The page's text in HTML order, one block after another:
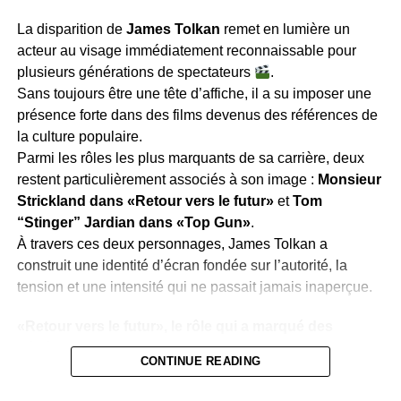
Les débuts d’un outsider
Avant Hollywood, Hackman a connu une vie
mouvementée. À 16 ans, il s’engage dans les Marines en
trichant sur son âge, servant comme opérateur radio en
Chine pendant l’opération Beleaguer. Après son départ
de l’armée en 1951, il enchaîne les petits boulots avant
de se tourner vers le théâtre à presque 30 ans. Au
Pasadena Playhouse, avec Dustin Hoffman, il est
ironiquement jugé « peu prometteur ».
revanche éclatante il a prise par la suite !
Une ascension fulgurante
French Connection(1971), où son rôle de Jimmy «
Popeye » Doyle lui vaut un Oscar.Ce fut le début d’une
La disparition de James Tolkan remet en lumière un
acteur au visage immédiatement reconnaissable pour
plusieurs générations de spectateurs
.
Sans toujours être une tête d’affiche, il a su imposer une
présence forte dans des films devenus des références de
la culture populaire.
Parmi les rôles les plus marquants de sa carrière, deux
restent particulièrement associés à son image : Monsieur
Strickland dans «Retour vers le futur»etTom
“Stinger” Jardian dans «Top Gun».
À travers ces deux personnages, James Tolkan a
construit une identité d’écran fondée sur l’autorité, la
tension et une intensité qui ne passait jamais inaperçue.
générations
CONTINUE READING